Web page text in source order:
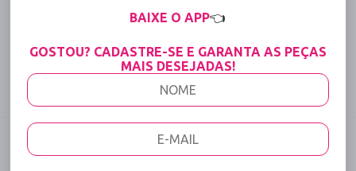
Tabela de medidas
Compartilhe:
DESCRIÇÃO COMPLETA
BAIXE O APP👈
GOSTOU? CADASTRE-SE E GARANTA AS PEÇAS
MAIS DESEJADAS!